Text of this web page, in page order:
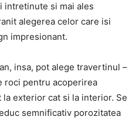
intretinute si mai ales
alegerea celor care isi
impresionant.
insa, pot alege travertinul –
roci pentru acoperirea
exterior cat si la interior. Se
semnificativ porozitatea